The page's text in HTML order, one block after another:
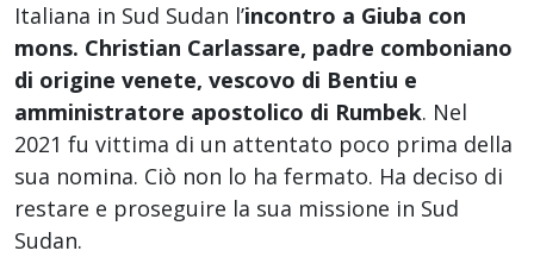
Italiana in Sud Sudan l’incontro a Giuba con
mons. Christian Carlassare, padre comboniano
di origine venete, vescovo di Bentiu e
amministratore apostolico di Rumbek. Nel
2021 fu vittima di un attentato poco prima della
sua nomina. Ciò non lo ha fermato. Ha deciso di
restare e proseguire la sua missione in Sud
Sudan.